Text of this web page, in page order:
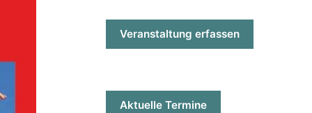
Veranstaltung erfassen
Aktuelle Termine